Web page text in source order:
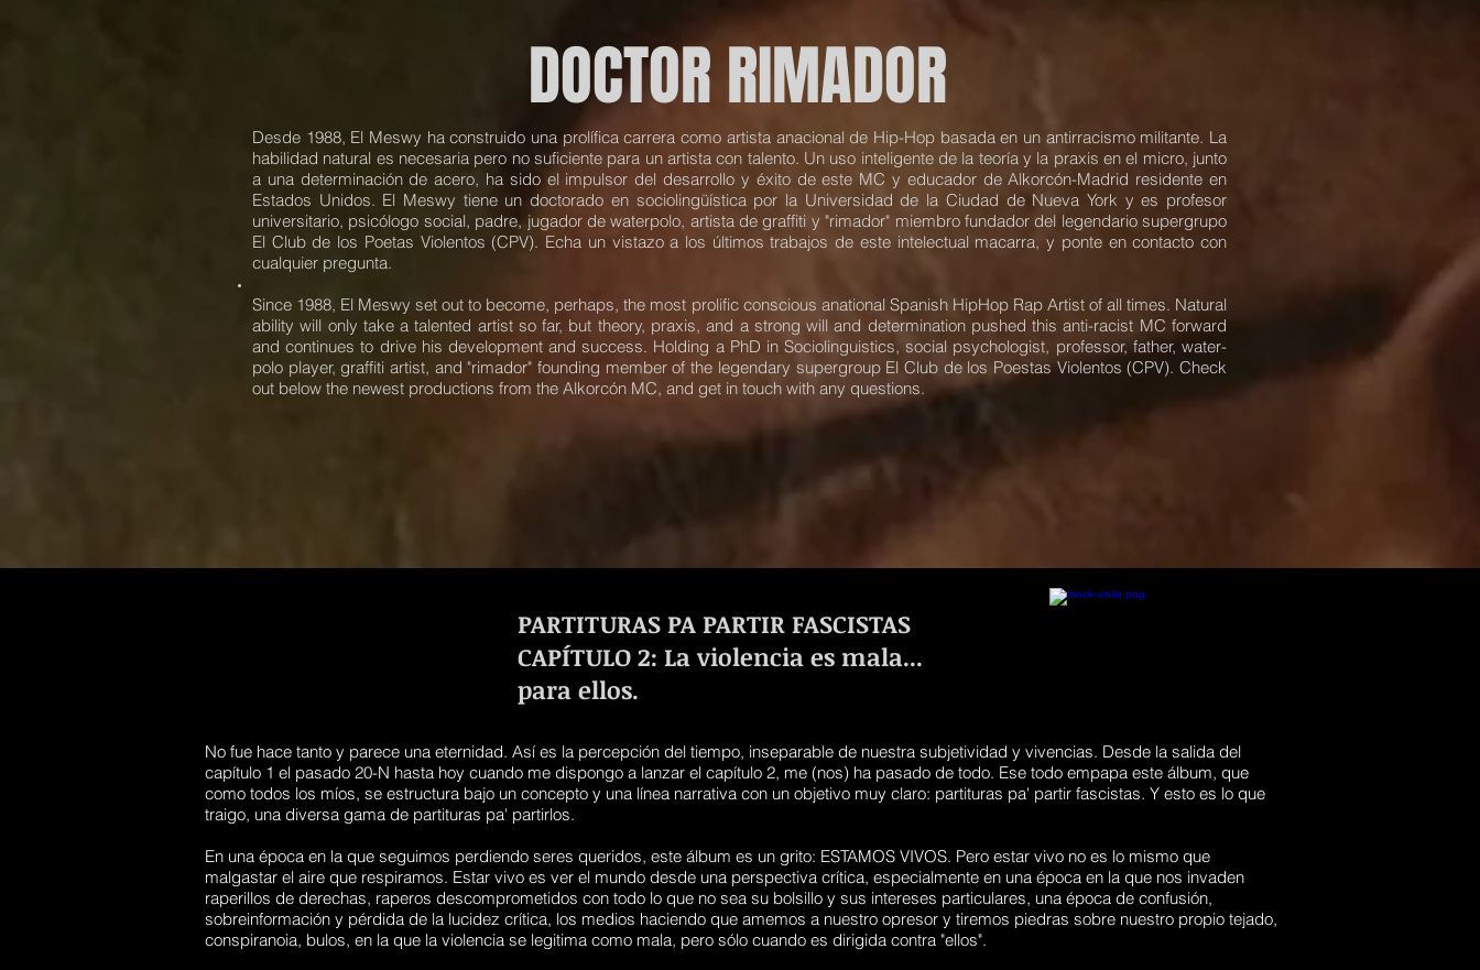
DOCTOR RIMADOR
Desde 1988, El Meswy ha construido una prolífica carrera como artista anacional de Hip-Hop basada en un antirracismo militante. La
habilidad natural es necesaria pero no suficiente para un artista con talento. Un uso inteligente de la teoría y la praxis en el micro, junto
a una determinación de acero, ha sido el impulsor del desarrollo y éxito de este MC y educador de Alkorcón-Madrid residente en
Estados Unidos. El Meswy tiene un doctorado en sociolingüística por la Universidad de la Ciudad de Nueva York y es profesor
universitario, psicólogo social, padre, jugador de waterpolo, artista de graffiti y "rimador" miembro fundador del legendario supergrupo
El Club de los Poetas Violentos (CPV). Echa un vistazo a los últimos trabajos de este intelectual macarra, y ponte en contacto con
cualquier pregunta.
Since 1988, El Meswy set out to become, perhaps, the most prolific conscious anational Spanish HipHop Rap Artist of all times. Natural
ability will only take a talented artist so far, but theory, praxis, and a strong will and determination pushed this anti-racist MC forward
and continues to drive his development and success. Holding a PhD in Sociolinguistics, social psychologist, professor, father, water-
polo player, graffiti artist, and "rimador" founding member of the legendary supergroup El Club de los Poestas Violentos (CPV). Check
out below the newest productions from the Alkorcón MC, and get in touch with any questions.
PARTITURAS PA PARTIR FASCISTAS
CAPÍTULO 2: La violencia es mala...
para ellos.
No fue hace tanto y parece una eternidad. Así es la percepción del tiempo, inseparable de nuestra subjetividad y vivencias. Desde la salida del
capítulo 1 el pasado 20-N hasta hoy cuando me dispongo a lanzar el capítulo 2, me (nos) ha pasado de todo. Ese todo empapa este álbum, que
como todos los míos, se estructura bajo un concepto y una línea narrativa con un objetivo muy claro: partituras pa' partir fascistas. Y esto es lo que
traigo, una diversa gama de partituras pa' partirlos.
En una época en la que seguimos perdiendo seres queridos, este álbum es un grito: ESTAMOS VIVOS. Pero estar vivo no es lo mismo que
malgastar el aire que respiramos. Estar vivo es ver el mundo desde una perspectiva crítica, especialmente en una época en la que nos invaden
raperillos de derechas, raperos descomprometidos con todo lo que no sea su bolsillo y sus intereses particulares, una época de confusión,
sobreinformación y pérdida de la lucidez crítica, los medios haciendo que amemos a nuestro opresor y tiremos piedras sobre nuestro propio tejado,
conspiranoia, bulos, en la que la violencia se legitima como mala, pero sólo cuando es dirigida contra "ellos".